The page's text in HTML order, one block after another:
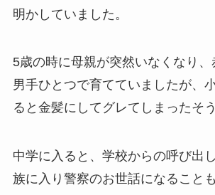
明かしていました。
5歳の時に母親が突然いなくなり
男手ひとつで育てていましたが、
ると金髪にしてグレてしまったそう
中学に入ると、学校からの呼び出
族に入り警察のお世話になること